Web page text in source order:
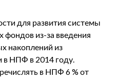
для развития системы
фондов из-за введения
накоплений из
в НПФ в 2014 году.
в НПФ 6 % от